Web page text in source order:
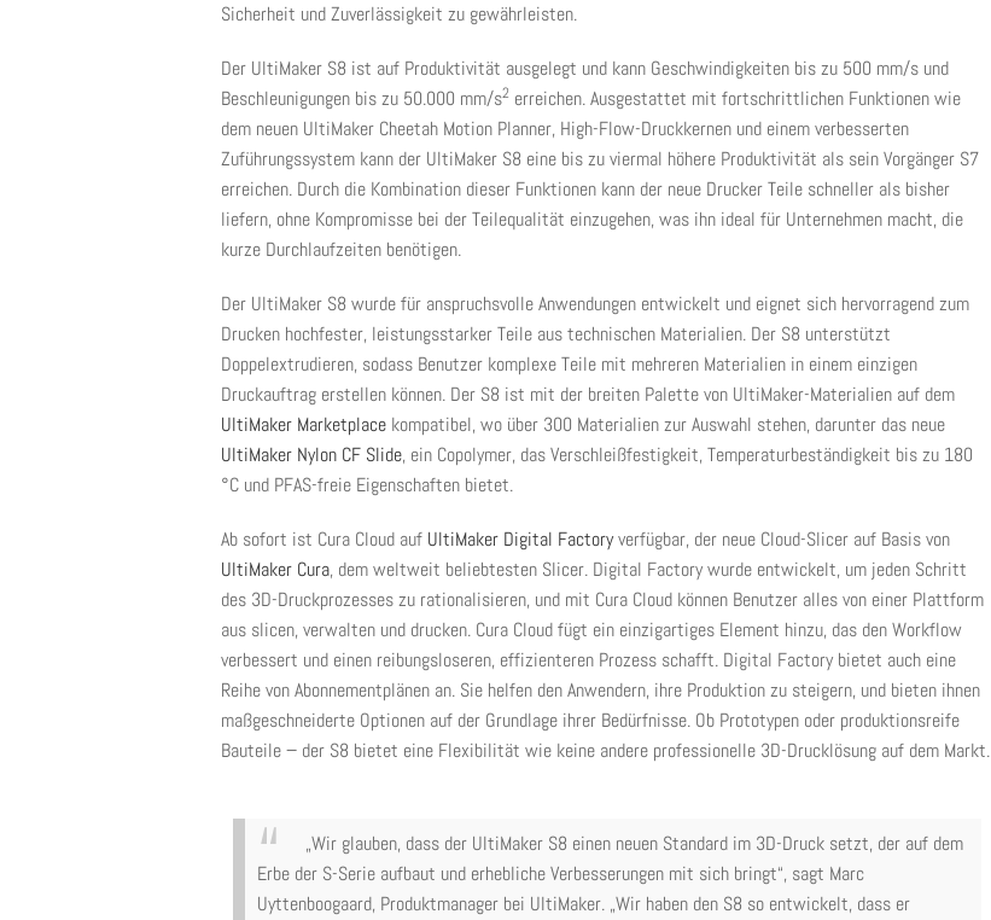
Sicherheit und Zuverlässigkeit zu gewährleisten.
Der UltiMaker S8 ist auf Produktivität ausgelegt und kann Geschwindigkeiten bis zu 500 mm/s und
Beschleunigungen bis zu 50.000 mm/s2 erreichen. Ausgestattet mit fortschrittlichen Funktionen wie
dem neuen UltiMaker Cheetah Motion Planner, High-Flow-Druckkernen und einem verbesserten
Zuführungssystem kann der UltiMaker S8 eine bis zu viermal höhere Produktivität als sein Vorgänger S7
erreichen. Durch die Kombination dieser Funktionen kann der neue Drucker Teile schneller als bisher
liefern, ohne Kompromisse bei der Teilequalität einzugehen, was ihn ideal für Unternehmen macht, die
kurze Durchlaufzeiten benötigen.
Der UltiMaker S8 wurde für anspruchsvolle Anwendungen entwickelt und eignet sich hervorragend zum
Drucken hochfester, leistungsstarker Teile aus technischen Materialien. Der S8 unterstützt
Doppelextrudieren, sodass Benutzer komplexe Teile mit mehreren Materialien in einem einzigen
Druckauftrag erstellen können. Der S8 ist mit der breiten Palette von UltiMaker-Materialien auf dem
UltiMaker Marketplace kompatibel, wo über 300 Materialien zur Auswahl stehen, darunter das neue
UltiMaker Nylon CF Slide, ein Copolymer, das Verschleißfestigkeit, Temperaturbeständigkeit bis zu 180
°C und PFAS-freie Eigenschaften bietet.
Ab sofort ist Cura Cloud auf UltiMaker Digital Factoryverfügbar, der neue Cloud-Slicer auf Basis von
UltiMaker Cura, dem weltweit beliebtesten Slicer. Digital Factory wurde entwickelt, um jeden Schritt
des 3D-Druckprozesses zu rationalisieren, und mit Cura Cloud können Benutzer alles von einer Plattform
aus slicen, verwalten und drucken. Cura Cloud fügt ein einzigartiges Element hinzu, das den Workflow
verbessert und einen reibungsloseren, effizienteren Prozess schafft. Digital Factory bietet auch eine
Reihe von Abonnementplänen an. Sie helfen den Anwendern, ihre Produktion zu steigern, und bieten ihnen
maßgeschneiderte Optionen auf der Grundlage ihrer Bedürfnisse. Ob Prototypen oder produktionsreife
Bauteile − der S8 bietet eine Flexibilität wie keine andere professionelle 3D-Drucklösung auf dem Markt.
„Wir glauben, dass der UltiMaker S8 einen neuen Standard im 3D-Druck setzt, der auf dem
Erbe der S-Serie aufbaut und erhebliche Verbesserungen mit sich bringt“, sagt Marc
Uyttenboogaard, Produktmanager bei UltiMaker. „Wir haben den S8 so entwickelt, dass er